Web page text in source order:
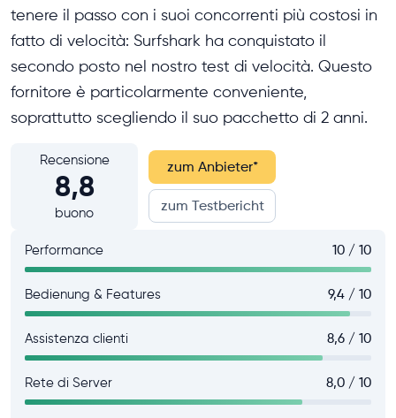
tenere il passo con i suoi concorrenti più costosi in
fatto di velocità: Surfshark ha conquistato il
secondo posto nel nostro test di velocità. Questo
fornitore è particolarmente conveniente,
soprattutto scegliendo il suo pacchetto di 2 anni.
Recensione
8,8
buono
zum Anbieter*
zum Testbericht
Performance 10 / 10
Bedienung & Features 9,4 / 10
Assistenza clienti 8,6 / 10
Rete di Server 8,0 / 10